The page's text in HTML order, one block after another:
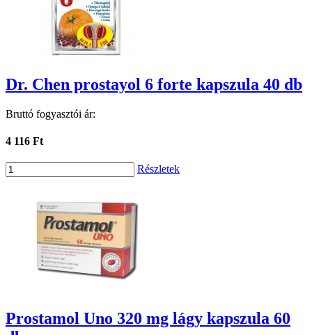
Dr. Chen prostayol 6 forte kapszula 40 db
Bruttó fogyasztói ár:
4 116 Ft
Részletek
Prostamol Uno 320 mg lágy kapszula 60